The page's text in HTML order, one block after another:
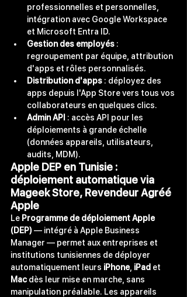
professionnelles et personnelles,
intégration avec Google Workspace
et Microsoft Entra ID.
Gestion des employés :
regroupement par équipe, attribution
d'apps et rôles personnalisés.
Distribution d'apps : déployez des
apps depuis l'App Store vers tous vos
collaborateurs en quelques clics.
Admin API : accès API pour les
déploiements à grande échelle
(données appareils, utilisateurs,
audits, MDM).
Apple DEP en Tunisie :
déploiement automatique via
Mageek Store, Revendeur Agréé
Apple
Le Programme de déploiement Apple
(DEP) — intégré à Apple Business
Manager — permet aux entreprises et
institutions tunisiennes de déployer
automatiquement leurs iPhone, iPad et
Mac dès leur mise en marche, sans
manipulation préalable. Les appareils